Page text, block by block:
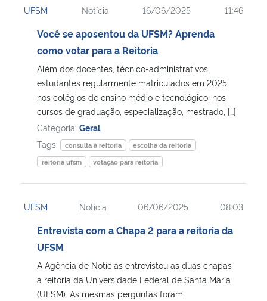
Ministério da Cidadania
Ministério de Minas e Energia
Ministério da Ciência, Tecnologia, Inovações e Comunicações
Ministério do Meio Ambiente
Ministério do Turismo
Controladoria-Geral da União
Ministério da Mulher, da Família e dos Direitos Humanos
Secretaria-Geral
UFSM Notícia 16/06/2025 11:46
Você se aposentou da UFSM? Aprenda
como votar para a Reitoria
Além dos docentes, técnico-administrativos,
estudantes regularmente matriculados em 2025
nos colégios de ensino médio e tecnológico, nos
cursos de graduação, especialização, mestrado, […]
Categoria: Geral
Tags:
consulta à reitoria
escolha da reitoria
reitoria ufsm
votação para reitoria
UFSM Notícia 06/06/2025 08:03
Entrevista com a Chapa 2 para a reitoria da
UFSM
A Agência de Notícias entrevistou as duas chapas
à reitoria da Universidade Federal de Santa Maria
(UFSM). As mesmas perguntas foram